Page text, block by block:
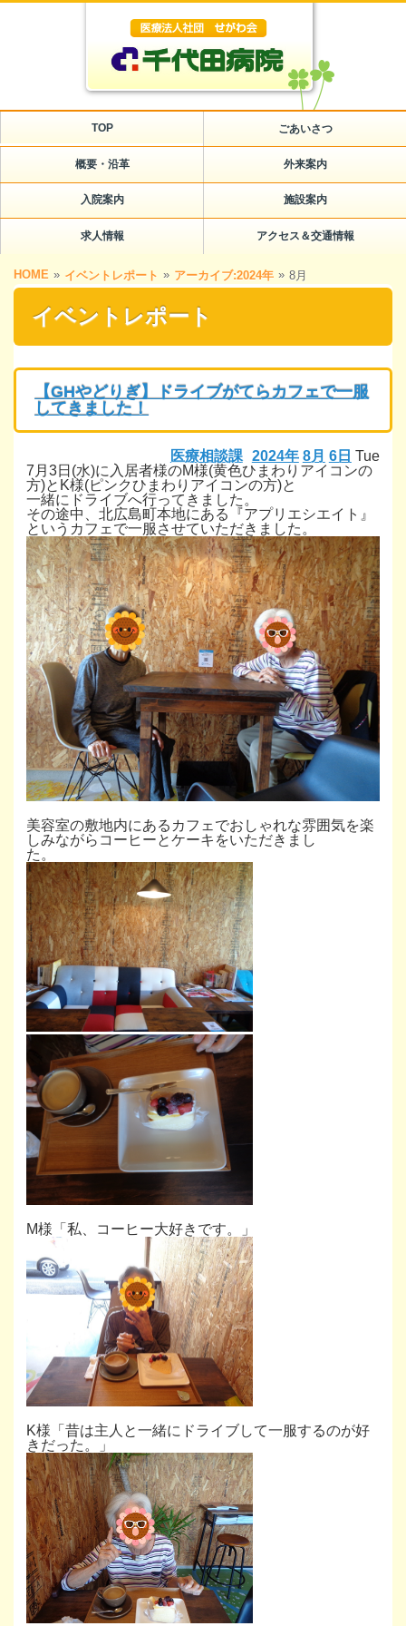
TOP ごあいさつ
概要・沿革 外来案内
入院案内 施設案内
求人情報 アクセス＆交通情報
HOME » イベントレポート » アーカイブ:2024年 » 8月
イベントレポート
【GHやどりぎ】ドライブがてらカフェで一服
してきました！
2024年 8月 6日 Tue
医療相談課
7月3日(水)に入居者様のM様(黄色ひまわりアイコンの
方)とK様(ピンクひまわりアイコンの方)と
一緒にドライブへ行ってきました。
その途中、北広島町本地にある『アプリエシエイト』
というカフェで一服させていただきました。
美容室の敷地内にあるカフェでおしゃれな雰囲気を楽
しみながらコーヒーとケーキをいただきまし
た。
M様「私、コーヒー大好きです。」
K様「昔は主人と一緒にドライブして一服するのが好
きだった。」